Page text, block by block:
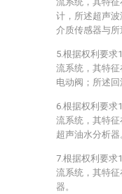
计，所述超声
介质传感器与所
5.根据权利要求
流系统，其特
电动阀；所述回
6.根据权利要求
流系统，其特
超声油水分析器
7.根据权利要求
流系统，其特
器。